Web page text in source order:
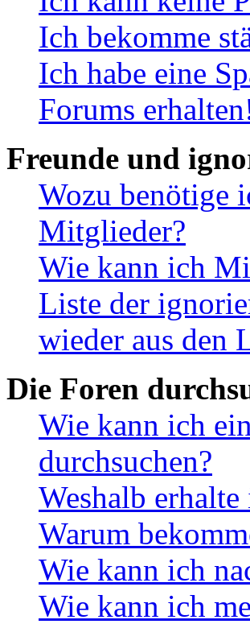
Ich bekomme
Ich habe eine
Forums
Freunde und
Wozu benötige
Mitglieder?
Wie kann ich
Liste der
wieder aus den
Die Foren
Wie kann ich
durchsuchen?
Weshalb
Warum
Wie kann ich
Wie kann ich